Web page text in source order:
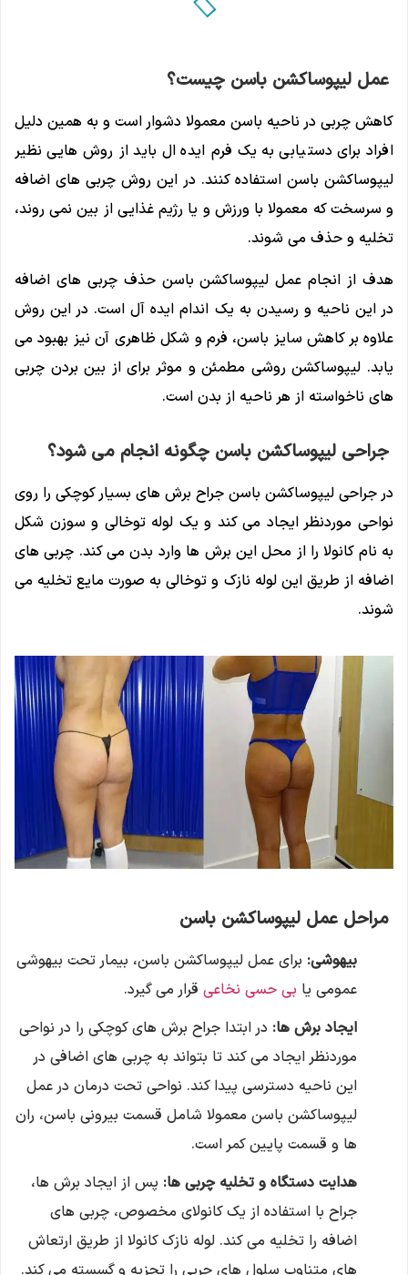
عمل لیپوساکشن باسن چیست؟
کاهش چربی در ناحیه باسن معمولا دشوار است و به همین دلیل
افراد برای دستیابی به یک فرم ایده ال باید از روش هایی نظیر
لیپوساکشن باسن استفاده کنند. در این روش چربی های اضافه
و سرسخت که معمولا با ورزش و یا رژیم غذایی از بین نمی روند،
تخلیه و حذف می شوند.
هدف از انجام عمل لیپوساکشن باسن حذف چربی های اضافه
در این ناحیه و رسیدن به یک اندام ایده آل است. در این روش
علاوه بر کاهش سایز باسن، فرم و شکل ظاهری آن نیز بهبود می
یابد. لیپوساکشن روشی مطمئن و موثر برای از بین بردن چربی
های ناخواسته از هر ناحیه از بدن است.
جراحی لیپوساکشن باسن چگونه انجام می شود؟
در جراحی لیپوساکشن باسن جراح برش های بسیار کوچکی را روی
نواحی موردنظر ایجاد می کند و یک لوله توخالی و سوزن شکل
به نام کانولا را از محل این برش ها وارد بدن می کند. چربی های
اضافه از طریق این لوله نازک و توخالی به صورت مایع تخلیه می
شوند.
مراحل عمل لیپوساکشن باسن
بیهوشی: برای عمل لیپوساکشن باسن، بیمار تحت بیهوشی
عمومی یا بی حسی نخاعی قرار می گیرد.
ایجاد برش ها: در ابتدا جراح برش های کوچکی را در نواحی
موردنظر ایجاد می کند تا بتواند به چربی های اضافی در
این ناحیه دسترسی پیدا کند. نواحی تحت درمان در عمل
لیپوساکشن باسن معمولا شامل قسمت بیرونی باسن، ران
ها و قسمت پایین کمر است.
هدایت دستگاه و تخلیه چربی ها: پس از ایجاد برش ها،
جراح با استفاده از یک کانولای مخصوص، چربی های
اضافه را تخلیه می کند. لوله نازک کانولا از طریق ارتعاش